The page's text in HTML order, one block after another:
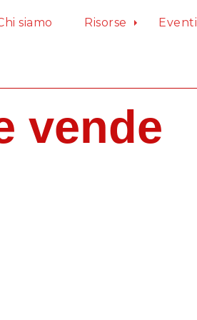
siamo Risorse Eventi
vende